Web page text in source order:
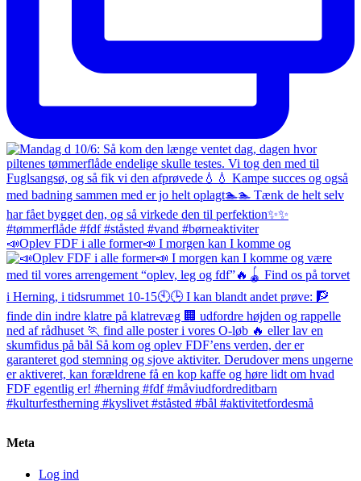
📣Oplev FDF i alle former📣 I morgen kan I komme og
Meta
Log ind